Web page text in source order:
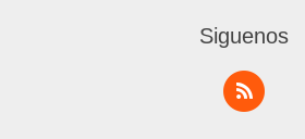
Siguenos